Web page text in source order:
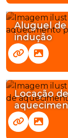
Aluguel
indução
Locação